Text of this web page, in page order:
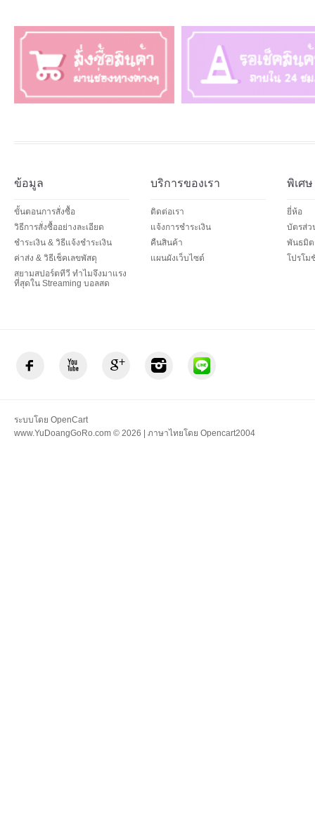
ข้อมูล
ขั้นตอนการสั่งซื้อ
วิธีการสั่งซื้ออย่างละเอียด
ชำระเงิน & วิธีแจ้งชำระเงิน
ค่าส่ง & วิธีเช็คเลขพัสดุ
สยามสปอร์ตทีวี ทำไมจึงมาแรง
ที่สุดใน Streaming บอลสด
บริการของเรา
ติดต่อเรา
แจ้งการชำระเงิน
คืนสินค้า
แผนผังเว็บไซต์
พิเศษ
ยี่ห้อ
บัตรส่ว
พันธมิต
โปรโม
ระบบโดย OpenCart
www.YuDoangGoRo.com © 2026 | ภาษาไทยโดย Opencart2004